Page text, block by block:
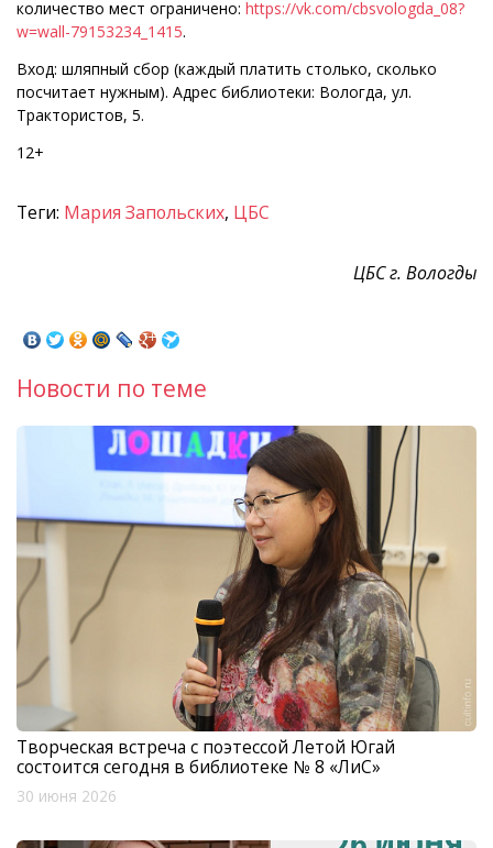
количество мест ограничено: https://vk.com/cbsvologda_08?
w=wall-79153234_1415.
Вход: шляпный сбор (каждый платить столько, сколько
посчитает нужным). Адрес библиотеки: Вологда, ул.
Трактористов, 5.
12+
Теги: Мария Запольских, ЦБС
ЦБС г. Вологды
Новости по теме
Творческая встреча с поэтессой Летой Югай
состоится сегодня в библиотеке № 8 «ЛиС»
30 июня 2026